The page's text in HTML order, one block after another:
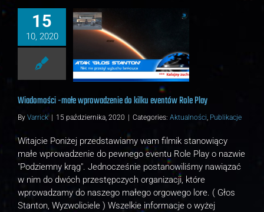
15
10, 2020
małe wprowadzenie do
Role Play
Publikacje
Wiadomości -małe wprowadzenie do kilku eventów Role Play
By Varrick | 15 października, 2020 | Categories: Aktualności Publikacje
Witajcie Poniżej przedstawiamy wam filmik stanowiący
małe wprowadzenie do pewnego eventu Role Play o nazwie
"Podziemny krąg". Jednocześnie postanowiliśmy nawiązać
w nim do dwóch przestępczych organizacji, które
wprowadzamy do naszego małego orgowego lore. ( Głos
Stanton, Wyzwoliciele ) Wszelkie informacje o wyżej